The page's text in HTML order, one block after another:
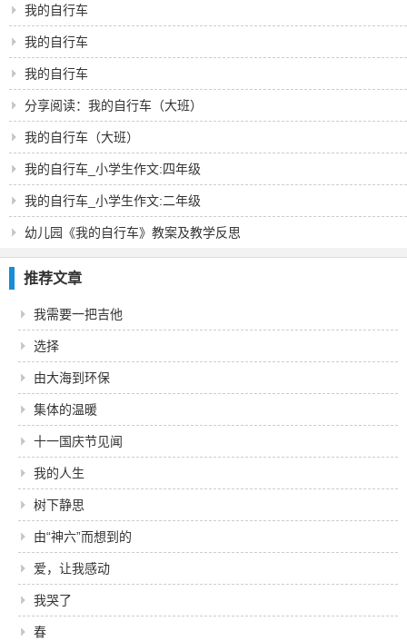
我的自行车
我的自行车
我的自行车
分享阅读：我的自行车（大班）
我的自行车（大班）
我的自行车_小学生作文:四年级
我的自行车_小学生作文:二年级
幼儿园《我的自行车》教案及教学反思
推荐文章
我需要一把吉他
选择
由大海到环保
集体的温暖
十一国庆节见闻
我的人生
树下静思
由“神六”而想到的
爱，让我感动
我哭了
春